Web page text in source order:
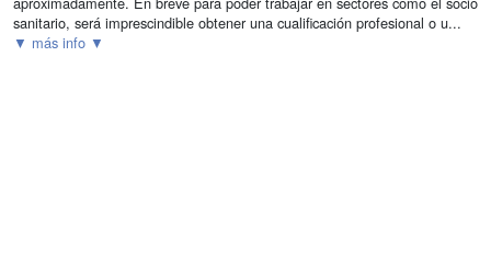
sanitario, será imprescindible obtener una cualificación profesional o u...
▼ más info ▼